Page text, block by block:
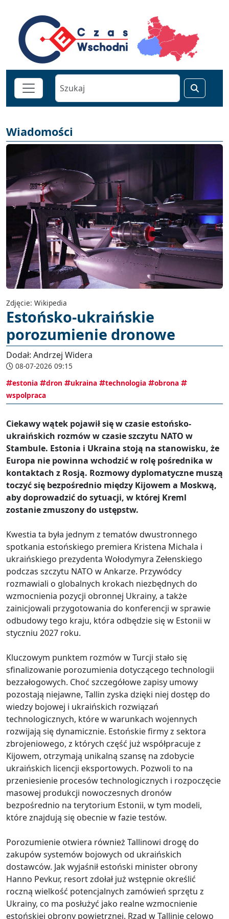
Wiadomości
Zdjęcie: Wikipedia
Estońsko-ukraińskie
porozumienie dronowe
Dodał: Andrzej Widera
08-07-2026 09:15
estonia
dron ukraina technologia
obrona
wspolpraca
Ciekawy wątek pojawił się w czasie estońsko-
ukraińskich rozmów w czasie szczytu NATO w
Stambule. Estonia i Ukraina stoją na stanowisku, że
Europa nie powinna wchodzić w rolę pośrednika w
kontaktach z Rosją. Rozmowy dyplomatyczne muszą
toczyć się bezpośrednio między Kijowem a Moskwą,
aby doprowadzić do sytuacji, w której Kreml
zostanie zmuszony do ustępstw.
Kwestia ta była jednym z tematów dwustronnego
spotkania estońskiego premiera Kristena Michala i
ukraińskiego prezydenta Wołodymyra Zełenskiego
podczas szczytu NATO w Ankarze. Przywódcy
rozmawiali o globalnych krokach niezbędnych do
wzmocnienia pozycji obronnej Ukrainy, a także
zainicjowali przygotowania do konferencji w sprawie
odbudowy tego kraju, która odbędzie się w Estonii w
styczniu 2027 roku.
Kluczowym punktem rozmów w Turcji stało się
sfinalizowanie porozumienia dotyczącego technologii
bezzałogowych. Choć szczegółowe zapisy umowy
pozostają niejawne, Tallin zyska dzięki niej dostęp do
wiedzy bojowej i ukraińskich rozwiązań
technologicznych, które w warunkach wojennych
rozwijają się dynamicznie. Estońskie firmy z sektora
zbrojeniowego, z których część już współpracuje z
Kijowem, otrzymają unikalną szansę na zdobycie
ukraińskich licencji eksportowych. Pozwoli to na
przeniesienie procesów technologicznych i rozpoczęcie
masowej produkcji nowoczesnych dronów
bezpośrednio na terytorium Estonii, w tym modeli,
które znajdują się obecnie w fazie testów.
Porozumienie otwiera również Tallinowi drogę do
zakupów systemów bojowych od ukraińskich
dostawców. Jak wyjaśnił estoński minister obrony
Hanno Pevkur, resort zdołał już wstępnie określić
roczną wielkość potencjalnych zamówień sprzętu z
Ukrainy, co ma posłużyć jako realne wzmocnienie
estońskiej obrony powietrznej. Rząd w Tallinie celowo